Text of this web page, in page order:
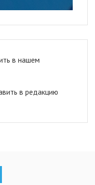
в нашем
в редакцию